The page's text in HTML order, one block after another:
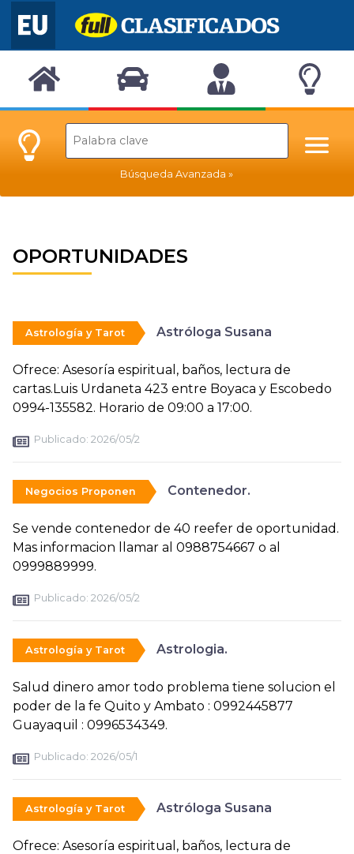
Búsqueda Avanzada
OPORTUNIDADES
Astrología y Tarot Astróloga Susana
Ofrece: Asesoría espiritual, baños, lectura de
cartas.Luis Urdaneta 423 entre Boyaca y Escobedo
0994-135582. Horario de 09:00 a 17:00.
Publicado: 2026/05/2
Negocios Proponen Contenedor.
Se vende contenedor de 40 reefer de oportunidad.
Mas informacion llamar al 0988754667 o al
0999889999.
Publicado: 2026/05/2
Astrología y Tarot Astrologia.
Salud dinero amor todo problema tiene solucion el
poder de la fe Quito y Ambato : 0992445877
Guayaquil : 0996534349.
Publicado: 2026/05/1
Astrología y Tarot Astróloga Susana
Ofrece: Asesoría espiritual, baños, lectura de